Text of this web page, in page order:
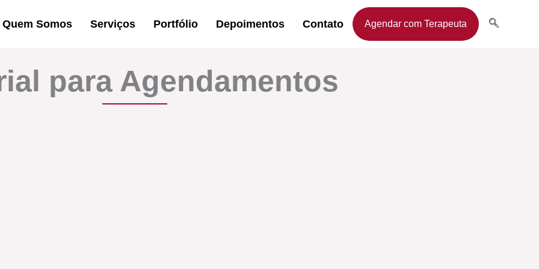
Quem Somos Serviços Portfólio Depoimentos Contato Agendar com Terapeuta
para Agendamentos